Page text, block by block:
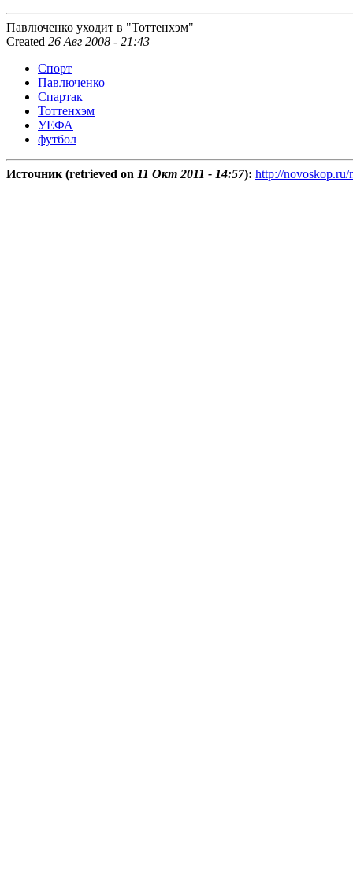
Павлюченко уходит в "Тоттенхэм"
Created 26 Авг 2008 - 21:43
Спорт
Павлюченко
Спартак
Тоттенхэм
УЕФА
футбол
Источник (retrieved on 11 Окт 2011 - 14:57): http://novoskop.ru/